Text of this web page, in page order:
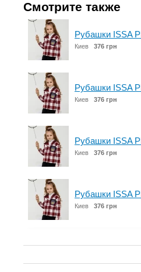
Смотрите также
Рубашки ISSA
Киев 376 грн
Рубашки ISSA
Киев 376 грн
Рубашки ISSA
Киев 376 грн
Рубашки ISSA
Киев 376 грн